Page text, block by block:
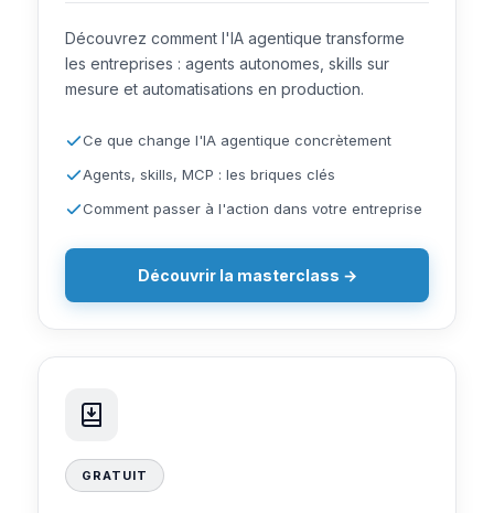
Découvrez comment l'IA agentique transforme
les entreprises : agents autonomes, skills sur
mesure et automatisations en production.
Ce que change l'IA agentique concrètement
Agents, skills, MCP : les briques clés
Comment passer à l'action dans votre entreprise
Découvrir la masterclass →
GRATUIT